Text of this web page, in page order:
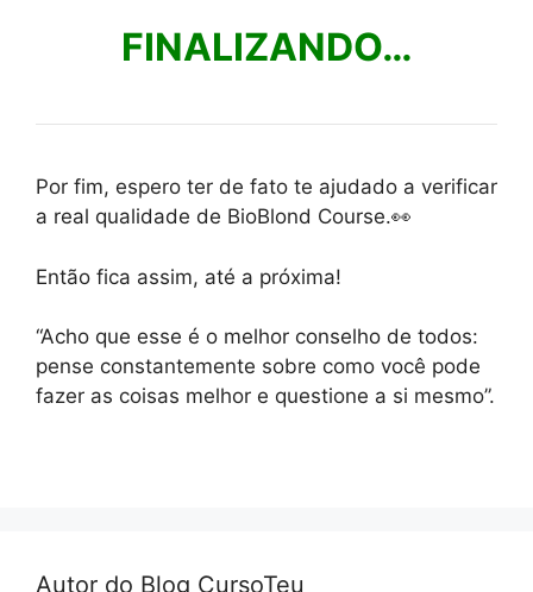
FINALIZANDO…
Por fim, espero ter de fato te ajudado a verificar
a real qualidade de BioBlond Course.👀
Então fica assim, até a próxima!
“Acho que esse é o melhor conselho de todos:
pense constantemente sobre como você pode
fazer as coisas melhor e questione a si mesmo”.
Autor do Blog CursoTeu